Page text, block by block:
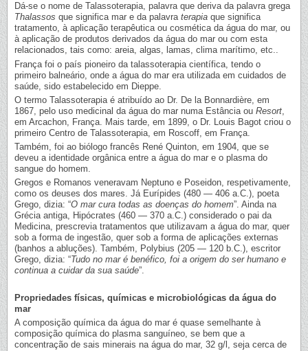
Dá-se o nome de Talassoterapia, palavra que deriva da palavra grega
Thalassos que significa mar e da palavra terapia que significa
tratamento, à aplicação terapêutica ou cosmética da água do mar, ou
à aplicação de produtos derivados da água do mar ou com esta
relacionados, tais como: areia, algas, lamas, clima marítimo, etc..
França foi o país pioneiro da talassoterapia científica, tendo o
primeiro balneário, onde a água do mar era utilizada em cuidados de
saúde, sido estabelecido em Dieppe.
O termo Talassoterapia é atribuído ao Dr. De la Bonnardière, em
1867, pelo uso medicinal da água do mar numa Estância ou Resort
em Arcachon, França. Mais tarde, em 1899, o Dr. Louis Bagot criou o
primeiro Centro de Talassoterapia, em Roscoff, em França.
Também, foi ao biólogo francês René Quinton, em 1904, que se
deveu a identidade orgânica entre a água do mar e o plasma do
sangue do homem.
Gregos e Romanos veneravam Neptuno e Poseidon, respetivamente,
como os deuses dos mares. Já Eurípides (480 — 406 a.C.), poeta
Grego, dizia: “O mar cura todas as doenças do homem”. Ainda na
Grécia antiga, Hipócrates (460 — 370 a.C.) considerado o pai da
Medicina, prescrevia tratamentos que utilizavam a água do mar, quer
sob a forma de ingestão, quer sob a forma de aplicações externas
(banhos a abluções). Também, Polybius (205 — 120 b.C.), escritor
Grego, dizia: “Tudo no mar é benéfico, foi a origem do ser humano e
continua a cuidar da sua saúde”.
Propriedades físicas, químicas e microbiológicas da água do
mar
A composição química da água do mar é quase semelhante à
composição química do plasma sanguíneo, se bem que a
concentração de sais minerais na água do mar, 32 g/l, seja cerca de